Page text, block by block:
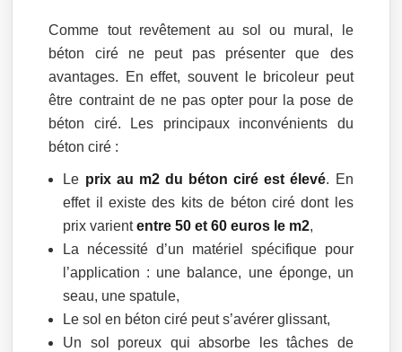
Comme tout revêtement au sol ou mural, le
béton ciré ne peut pas présenter que des
avantages. En effet, souvent le bricoleur peut
être contraint de ne pas opter pour la pose de
béton ciré. Les principaux inconvénients du
béton ciré :
Le prix au m2 du béton ciré est élevé. En
effet il existe des kits de béton ciré dont les
prix variententre 50 et 60 euros le m2,
La nécessité d’un matériel spécifique pour
l’application : une balance, une éponge, un
seau, une spatule,
Le sol en béton ciré peut s’avérer glissant,
Un sol poreux qui absorbe les tâches de